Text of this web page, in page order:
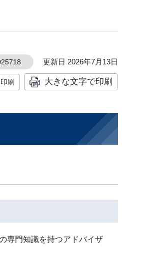
更新日 2026年7月13日
印刷 大きな文字で印刷
専門知識を持つアドバイザ